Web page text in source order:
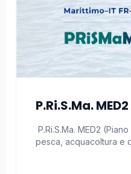
P.Ri.S.Ma. MED2
P.Ri.S.Ma. MED2
pesca, acquacoltura e